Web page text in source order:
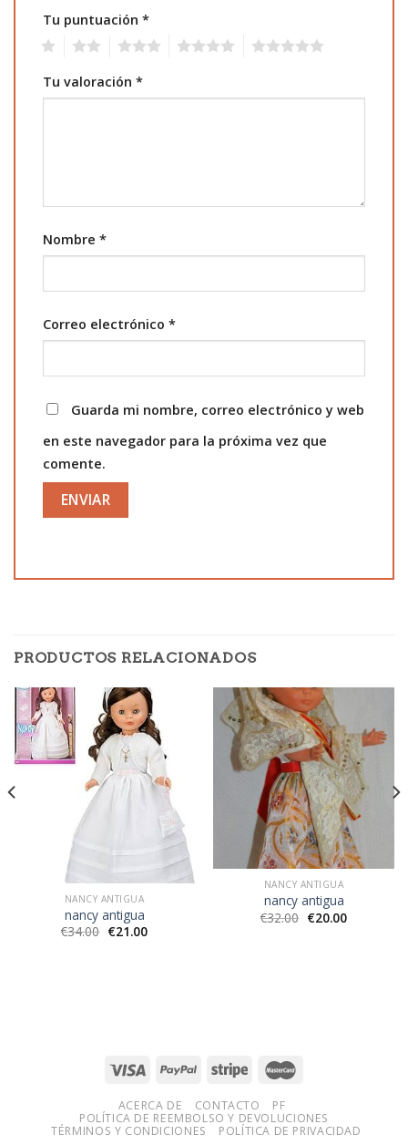
Tu puntuación *
Tu valoración *
Nombre *
Correo electrónico *
Guarda mi nombre, correo electrónico y web
en este navegador para la próxima vez que
comente.
PRODUCTOS RELACIONADOS
NANCY ANTIGUA
nancy antigua
€34.00 €21.00
NANCY ANTIGUA
nancy antigua
€32.00 €20.00
ACERCA DE CONTACTO
PF
POLÍTICA DE REEMBOLSO Y DEVOLUCIONES
TÉRMINOS Y CONDICIONES
POLÍTICA DE PRIVACIDAD